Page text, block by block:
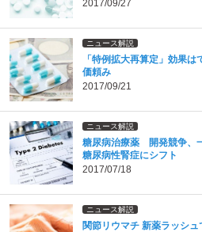
2017/09/27
ニュース解説
「特例拡大再算定」効果
価頼み
2017/09/21
ニュース解説
糖尿病治療薬 開発競争、
糖尿病性腎症にシフト
2017/07/18
ニュース解説
関節リウマチ 新薬ラッシ